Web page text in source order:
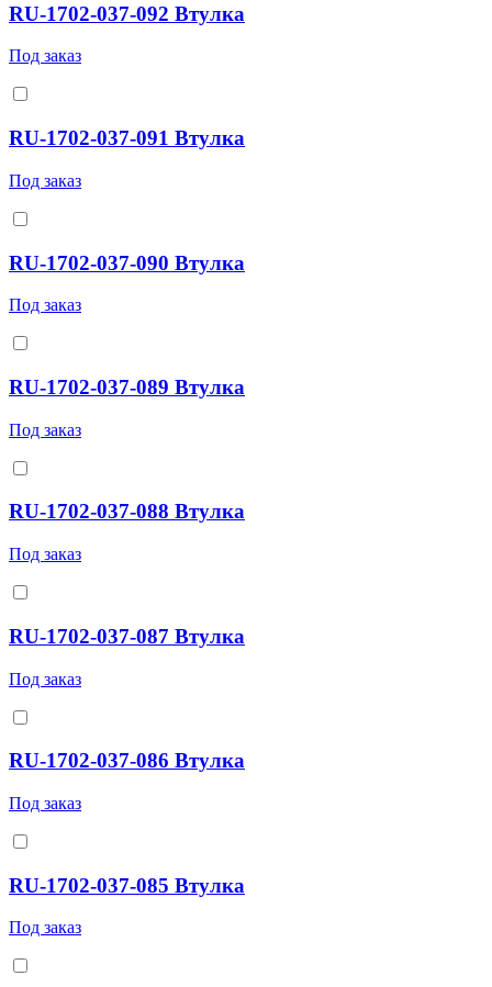
RU-1702-037-092 Втулка
Под заказ
RU-1702-037-091 Втулка
Под заказ
RU-1702-037-090 Втулка
Под заказ
RU-1702-037-089 Втулка
Под заказ
RU-1702-037-088 Втулка
Под заказ
RU-1702-037-087 Втулка
Под заказ
RU-1702-037-086 Втулка
Под заказ
RU-1702-037-085 Втулка
Под заказ